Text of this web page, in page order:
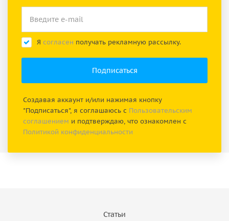
Я согласен получать рекламную рассылку.
Создавая аккаунт и/или нажимая кнопку
"Подписаться", я соглашаюсь с Пользовательским
соглашением и подтверждаю, что ознакомлен с
Политикой конфиденциальности
Статьи